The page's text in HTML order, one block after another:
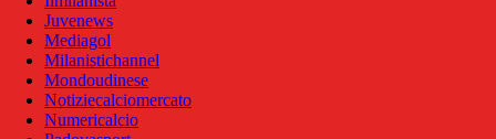
Juvenews
Mediagol
Milanistichannel
Mondoudinese
Notiziecalciomercato
Numericalcio